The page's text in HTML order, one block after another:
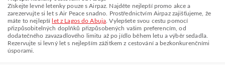
Získejte levné letenky pouze s Airpaz. Najděte nejlepší promo akce a
zarezervujte si let s Air Peace snadno. Prostřednictvím Airpaz zajišťujeme, že
máte to nejlepší let z Lagos do Abuja . Vylepšete svou cestu pomocí
přizpůsobitelných doplňků přizpůsobených vašim preferencím, od
dodatečného zavazadlového limitu až po jídlo během letu a výběr sedadla.
Rezervujte si levný let s nejlepším zážitkem z cestování a bezkonkurenčními
úsporami.